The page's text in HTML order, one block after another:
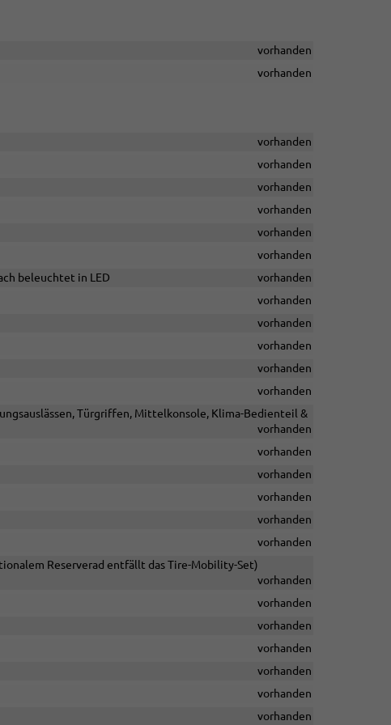
vorhanden
vorhanden
vorhanden
vorhanden
vorhanden
vorhanden
vorhanden
vorhanden
beleuchtet in LED
vorhanden
vorhanden
vorhanden
vorhanden
vorhanden
vorhanden
Türgriffen, Mittelkonsole, Klima-Bedienteil &
vorhanden
vorhanden
vorhanden
vorhanden
vorhanden
vorhanden
Reserverad entfällt das Tire-Mobility-Set)
vorhanden
vorhanden
vorhanden
vorhanden
vorhanden
vorhanden
vorhanden